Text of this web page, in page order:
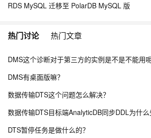
RDS MySQL 迁移至 PolarDB MySQL 版
热门讨论 热门文章
DMS这个诊断对于第三方的实例是不是不能用呢
DMS有桌面版嘛？
数据传输DTS这个问题怎么解决？
数据传输DTS目标端AnalyticDB同步DDL为什么
DTS暂停任务是做什么的？